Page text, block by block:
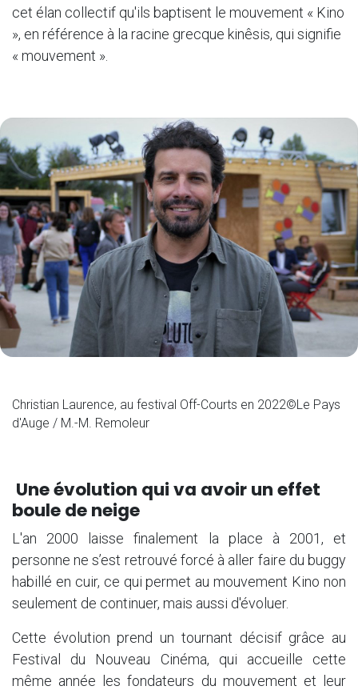
cet élan collectif qu'ils baptisent le mouvement « Kino
», en référence à la racine grecque kinêsis, qui signifie
« mouvement ».
Christian Laurence, au festival Off-Courts en 2022©Le Pays
d'Auge / M.-M. Remoleur
Une évolution qui va avoir un effet
boule de neige
L'an 2000 laisse finalement la place à 2001, et
personne ne s’est retrouvé forcé à aller faire du buggy
habillé en cuir, ce qui permet au mouvement Kino non
seulement de continuer, mais aussi d'évoluer.
Cette évolution prend un tournant décisif grâce au
Festival du Nouveau Cinéma, qui accueille cette
même année les fondateurs du mouvement et leur